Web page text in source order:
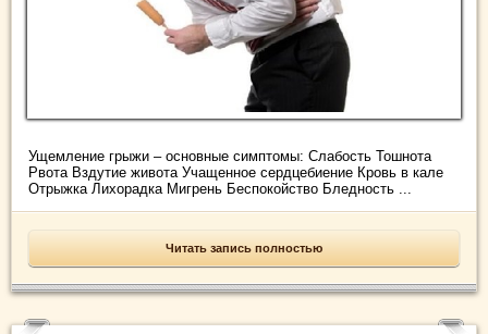
Ущемление грыжи – основные симптомы: Слабость Тошнота
Рвота Вздутие живота Учащенное сердцебиение Кровь в кале
Отрыжка Лихорадка Мигрень Беспокойство Бледность ...
Читать запись полностью